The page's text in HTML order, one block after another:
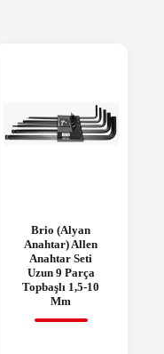
Brio (Alyan
Anahtar) Allen
Anahtar Seti
Uzun 9 Parça
Topbaşlı 1,5-10
Mm